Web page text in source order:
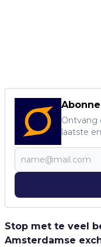
Ontvang
laatste
Stop met te veel
Amsterdamse